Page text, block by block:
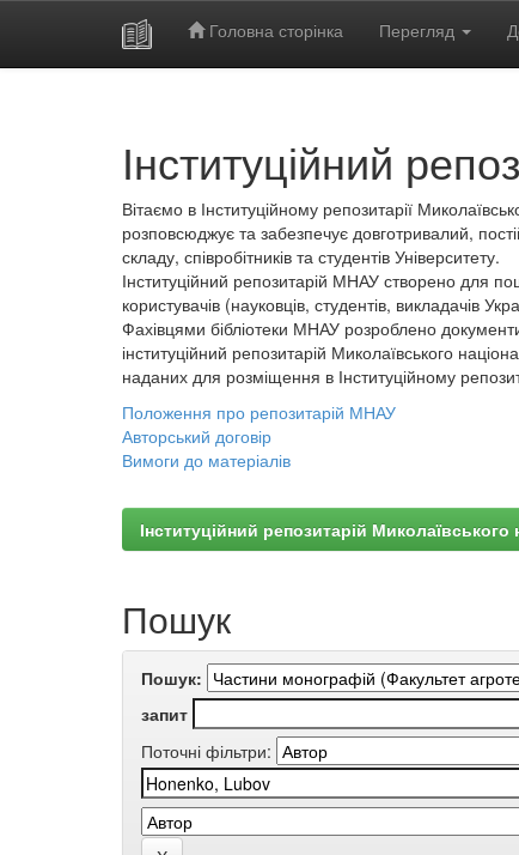
Головна сторінка Перегляд
Інституційний
Вітаємо в Інституційному репозитарії
розповсюджує та забезпечує довготривалий,
складу, співробітників та студентів Університету.
Інституційний репозитарій МНАУ створено для
користувачів (науковців, студентів, викладачів
Фахівцями бібліотеки МНАУ розроблено
інституційний репозитарій Миколаївського
наданих для розміщення в Інституційному
Положення про репозитарій МНАУ
Авторський договір
Вимоги до матеріалів
Інституційний репозитарій
Пошук
Пошук:
запит
Поточні фільтри: